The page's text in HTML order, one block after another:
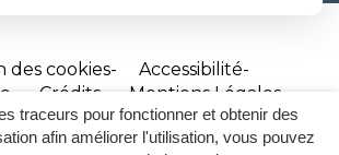
traceurs pour fonctionner et obtenir des
afin améliorer l'utilisation, vous pouvez
des cookies
Accessibilité
Crédits
Mentions Légales
Site